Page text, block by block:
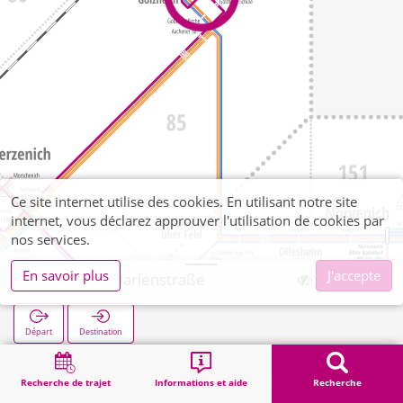
Recherche de trajet Informations et aide Recherche
Golzheim Marienstraße
Départ Destination
Démarrage Recherche Golzheim Marienstraße
Ce site internet utilise des cookies. En utilisant notre site
internet, vous déclarez approuver l'utilisation de cookies par
nos services.
En savoir plus
J'accepte